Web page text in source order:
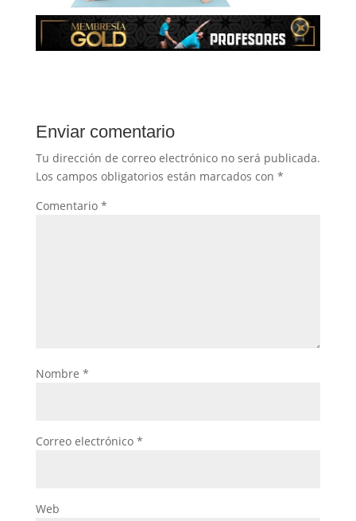
Enviar comentario
Tu dirección de correo electrónico no será publicada.
Los campos obligatorios están marcados con *
Comentario *
Nombre *
Correo electrónico *
Web